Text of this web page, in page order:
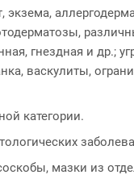
гнездная и др.;
васкулиты,
категории.
мазки из